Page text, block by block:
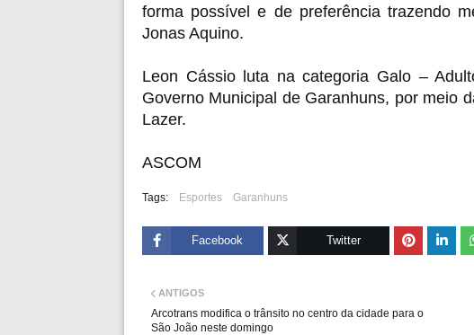
forma possível e de preferência trazendo
Jonas Aquino.
Leon Cássio luta na categoria Galo –
Governo Municipal de Garanhuns, por meio
Lazer.
ASCOM
Tags: Esportes Garanhuns
Facebook Twitter
ANTIGOS
Arcotrans modifica o trânsito no centro da cidade para o
São João neste domingo